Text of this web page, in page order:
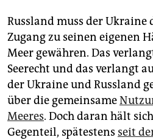
Russland muss der Ukraine
Zugang zu seinen eigenen
Meer gewähren. Das
Seerecht und das verlangt
der Ukraine und Russland
über die gemeinsame
Meeres. Doch daran hält
Gegenteil, spätestens seit